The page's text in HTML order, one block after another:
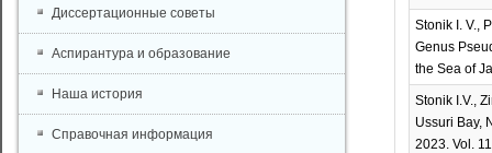
Stonik I. V.,
Genus
the Sea of
Stonik I.V.,
Ussuri Bay,
2023. Vol.
Диссертационные советы
Аспирантура и образование
Наша история
Справочная информация